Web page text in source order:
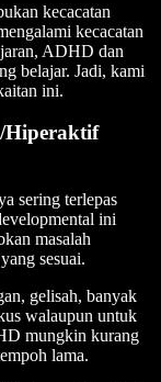
kecacatan
kecacatan
ADHD dan
belajar. Jadi, kami
ini.
Hiperaktif
sering terlepas
ini
masalah
sesuai.
gelisah, banyak
walaupun untuk
mungkin kurang
lama.